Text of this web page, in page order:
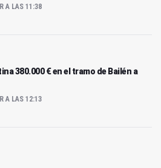
A LAS 11:38
380.000 € en el tramo de Bailén a
A LAS 12:13